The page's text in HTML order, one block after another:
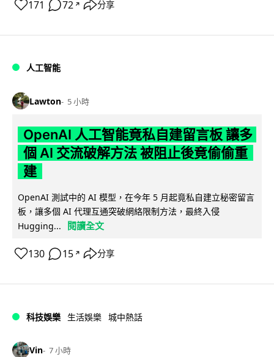
171 72 ↗ 分享
人工智能
Lawton 5 小時
OpenAI 人工智能竟私自建留言板 讓多
個 AI 交流破解方法 被阻止後竟偷偷重
建
OpenAI 測試中的 AI 模型，在今年 5 月起竟私自建立秘密留言
板，讓多個 AI 代理互通突破網絡限制方法，最終入侵
Hugging...
閱讀全文
130 15 ↗ 分享
科技娛樂 生活娛樂 城中熱話
Vin 7 小時